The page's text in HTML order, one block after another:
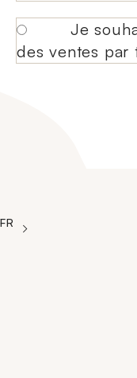
Je
des ventes par
'Choisir une langue
La langue courante est
FR